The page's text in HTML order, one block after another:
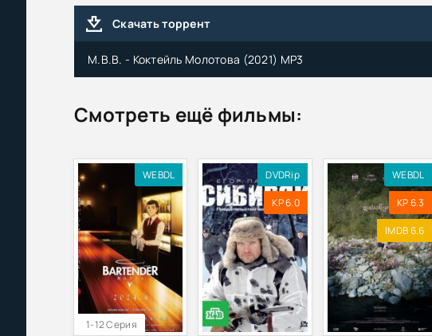
Скачать торрент
М.В.В. - Коктейль Молотова (2021) MP3
Смотреть ещё фильмы:
1-12 Серия
WEBDL DVDRip
KP 6.0
WEBDL
KP 6.3
IMDB 6.6